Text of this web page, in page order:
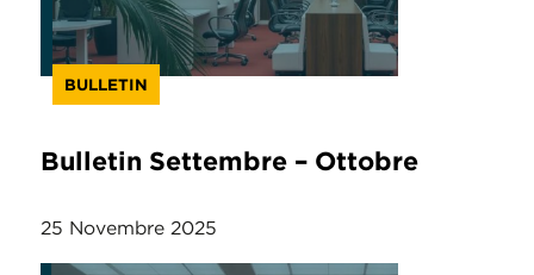
BULLETIN
Bulletin Settembre – Ottobre
25 Novembre 2025